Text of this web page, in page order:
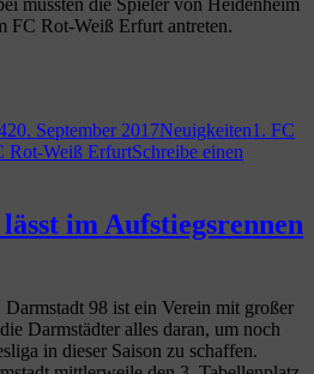
mussten die Spieler von Heidenheim
FC Rot-Weiß Erfurt antreten.
so
gut
20. September 2017Neuigkeiten1. FC
Rot-Weiß ErfurtSchreibe einen
im Aufstiegsrennen
98 ist ein Verein mit großer
Darmstädter alles daran, um noch
in dieser Saison zu schaffen.